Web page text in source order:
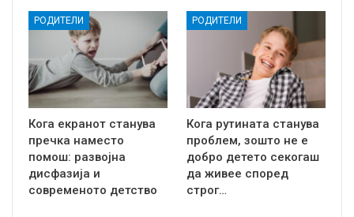
РОДИТЕЛИ
Кога екранот станува
пречка наместо
помош: развојна
дисфазија и
современото детство
РОДИТЕЛИ
Кога рутината станува
проблем, зошто не е
добро детето секогаш
да живее според
строг…